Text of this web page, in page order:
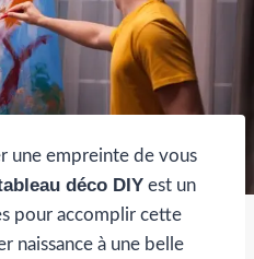
une empreinte de vous
déco DIY est un
pour accomplir cette
naissance à une belle